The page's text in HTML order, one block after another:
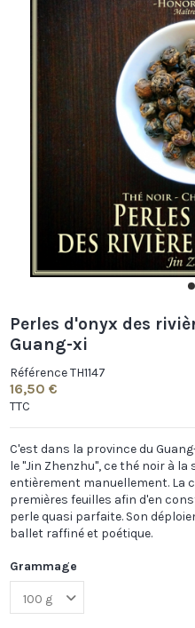
Perles d'onyx des
Guang-xi
Référence TH1147
16,50 €
TTC
C'est dans la province du
le "Jin Zhenzhu", ce thé noir à
entièrement manuellement. La
premières feuilles afin d'en
perle quasi parfaite. Son
ballet raffiné et poétique.
Grammage